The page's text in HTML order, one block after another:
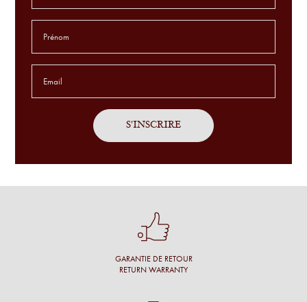
L'aide du choix des lunettes est extraordinaire. Jamais connu
ça avant. je suis COMBLÉ !
Service sur mesure, avec patience sur des montures
un grand choix et fait des commentaires pertinents.
Une cliente
Conseil personnalisé et surtout une proposition de montures
GARANTIE DE RETOUR
RETURN WARRANTY